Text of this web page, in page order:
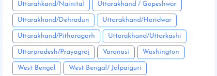
Uttarahkand/Nainital Uttarakhand / Gopeshwar
Uttarakhand/Dehradun Uttarakhand/Haridwar
Uttarakhand/Pithoragarh Uttarakhand/Uttarkashi
Uttarpradesh/Prayagraj Varanasi Washington
West Bengal West Bengal/ Jalpaiguri